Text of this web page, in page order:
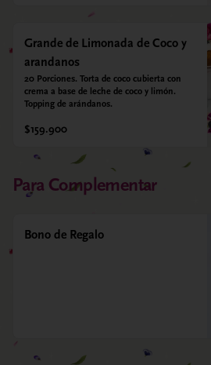
Grande de Limonada de Coco y
arandanos
20 Porciones. Torta de coco cubierta con
crema a base de leche de coco y limón.
Topping de arándanos.
$159.900
Para Complementar
Bono de Regalo